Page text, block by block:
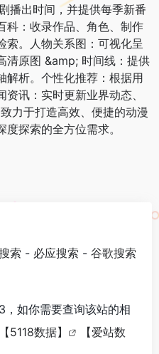
播出时间，并提供每季新番
科：收录作品、角色、制作
索。人物关系图：可视化呈
清原图 &amp; 时间线：提供
解析。个性化推荐：根据用
讯：实时更新业界动态、
力于打造高效、便捷的动漫
探索的全方位需求。
索 - 必应搜索 - 谷歌搜索
，如你需要查询该站的相
【5118数据】
【爱站数